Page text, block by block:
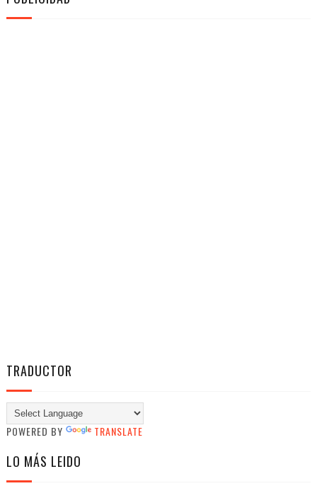
TRADUCTOR
POWERED BY TRANSLATE
LO MÁS LEIDO